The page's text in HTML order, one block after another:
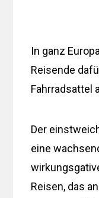
In ganz
Reisende
Fahrradsattel
Der
eine
Reisen, das